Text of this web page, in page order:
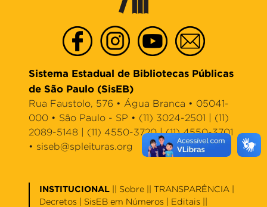
Sistema Estadual de Bibliotecas Públicas
de São Paulo (SisEB)
Rua Faustolo, 576 • Água Branca • 05041-
000 • São Paulo - SP • (11) 3024-2501 | (11)
2089-5148 | (11) 4550-3720 | (11) 4550-3701
• siseb@spleituras.org
INSTITUCIONAL Sobre || TRANSPARÊNCIA |
Decretos
SisEB em Números Editais